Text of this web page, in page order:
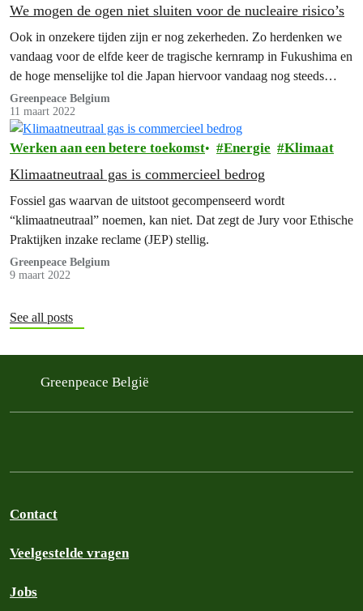
We mogen de ogen niet sluiten voor de nucleaire risico’s
Ook in onzekere tijden zijn er nog zekerheden. Zo herdenken we
vandaag voor de elfde keer de tragische kernramp in Fukushima en
de hoge menselijke tol die Japan hiervoor vandaag nog steeds
betaalt.
Greenpeace Belgium
11 maart 2022
Werken aan een betere toekomst Energie Klimaat
Klimaatneutraal gas is commercieel bedrog
Fossiel gas waarvan de uitstoot gecompenseerd wordt
“klimaatneutraal” noemen, kan niet. Dat zegt de Jury voor Ethische
Praktijken inzake reclame (JEP) stellig.
Greenpeace Belgium
9 maart 2022
See all posts
Greenpeace België
Contact
Veelgestelde vragen
Jobs